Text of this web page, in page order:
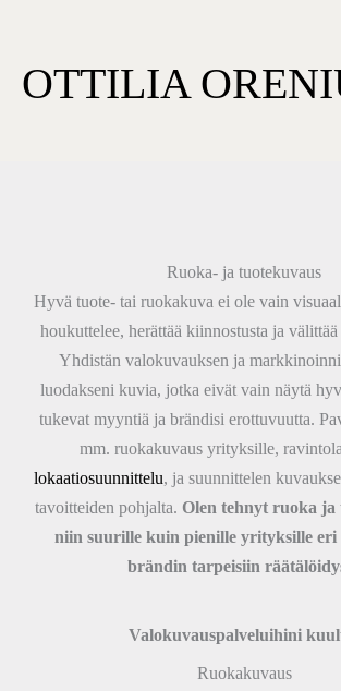
contentOTTILIA
Ruoka- ja tuotekuvaus
Hyvä tuote- tai ruokakuva ei ole vain
houkuttelee, herättää kiinnostusta ja
Yhdistän valokuvauksen ja
luodakseni kuvia, jotka eivät vain näytä
tukevat myyntiä ja brändisi erottuvuutta.
mm. ruokakuvaus yrityksille,
lokaatiosuunnittelu, ja suunnittelen
tavoitteiden pohjalta. Olen tehnyt ruoka ja
niin suurille kuin pienille yrityksille eri
brändin tarpeisiin
Valokuvauspalveluihini
Ruokakuvaus